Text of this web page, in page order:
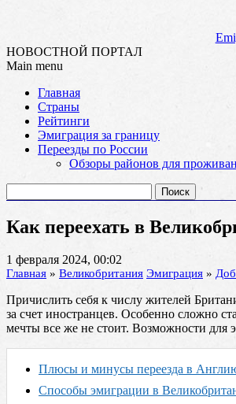
НОВОСТНОЙ ПОРТАЛ
Main menu
content
Главная
Страны
Рейтинги
Эмиграция за границу
Переезды по России
Обзоры районов для
Как переехать в
1 февраля 2024, 00:02
Главная » Великобритания Эмиграция »
Причислить себя к числу жителей
за счет иностранцев. Особенно сложно
мечты все же не стоит. Возможности для
Плюсы и минусы переезда в
Способы эмиграции в